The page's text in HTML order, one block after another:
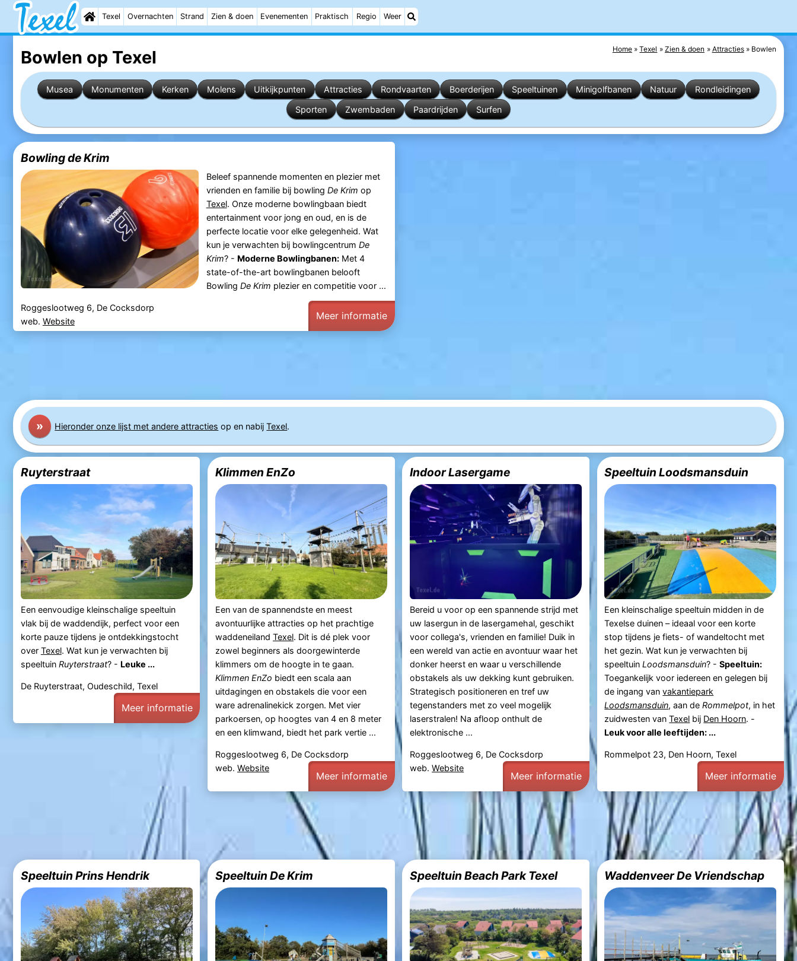
Texel Overnachten Strand Zien & doen Evenementen Praktisch Regio Weer
Home Texel Zien & doen Attracties Bowlen
Bowlen op Texel
Musea Monumenten Kerken Molens Uitkijkpunten Attracties Rondvaarten Boerderijen Speeltuinen Minigolfbanen Natuur
Rondleidingen
Sporten
Zwembaden Paardrijden Surfen
Bowling de Krim
Beleef spannende momenten en plezier met
vrienden en familie bij bowling De Krim op
Texel. Onze moderne bowlingbaan biedt
entertainment voor jong en oud, en is de
perfecte locatie voor elke gelegenheid. Wat
kun je verwachten bij bowlingcentrum De
Krim? - Moderne Bowlingbanen:Met 4
state-of-the-art bowlingbanen belooft
Bowling De Krim plezier en competitie voor ...
Roggeslootweg 6, De Cocksdorp
web. Website Meer informatie
» Hieronder onze lijst met andere attracties op en nabijTexel.
Ruyterstraat
Een eenvoudige kleinschalige speeltuin
vlak bij de waddendijk, perfect voor een
korte pauze tijdens je ontdekkingstocht
over Texel. Wat kun je verwachten bij
speeltuin Ruyterstraat? - Leuke ...
De Ruyterstraat, Oudeschild, Texel
Meer informatie
Klimmen EnZo
Een van de spannendste en meest
avontuurlijke attracties op het prachtige
waddeneiland Texel. Dit is dé plek voor
zowel beginners als doorgewinterde
klimmers om de hoogte in te gaan.
Klimmen EnZo biedt een scala aan
uitdagingen en obstakels die voor een
ware adrenalinekick zorgen. Met vier
parkoersen, op hoogtes van 4 en 8 meter
en een klimwand, biedt het park vertie ...
Roggeslootweg 6, De Cocksdorp
web. Website
Meer informatie
Indoor Lasergame
Bereid u voor op een spannende strijd met
uw lasergun in de lasergamehal, geschikt
voor collega's, vrienden en familie! Duik in
een wereld van actie en avontuur waar het
donker heerst en waar u verschillende
obstakels als uw dekking kunt gebruiken.
Strategisch positioneren en tref uw
tegenstanders met zo veel mogelijk
laserstralen! Na afloop onthult de
elektronische ...
Roggeslootweg 6, De Cocksdorp
web.Website
Meer informatie
Speeltuin Loodsmansduin
Een kleinschalige speeltuin midden in de
Texelse duinen – ideaal voor een korte
stop tijdens je fiets- of wandeltocht met
het gezin. Wat kun je verwachten bij
speeltuinLoodsmansduin? -Speeltuin:
Toegankelijk voor iedereen en gelegen bij
de ingang vanvakantiepark
Loodsmansduin, aan deRommelpot, in het
zuidwesten vanTexel bij Den Hoorn. -
Leuk voor alle leeftijden: ...
Rommelpot 23, Den Hoorn, Texel
Meer informatie
Speeltuin Prins Hendrik Speeltuin De Krim Speeltuin Beach Park Texel Waddenveer De Vriendschap